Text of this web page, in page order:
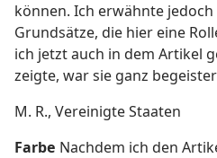
können. Ich erwähnte
Grundsätze, die hier eine
ich jetzt auch in dem Artikel
zeigte, war sie ganz
M. R., Vereinigte Staaten
Farbe Nachdem ich den